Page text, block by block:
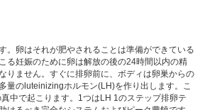
。卵はそれが肥やされることは準備ができている
る妊娠のために卵は解放の後の24時間以内の精
りません。すぐに排卵前に、ボディは卵巣からの
量のluteinizingホルモン(LH)を作り出します。こ
中で起こります。1つはLH 1のステップ排卵テ